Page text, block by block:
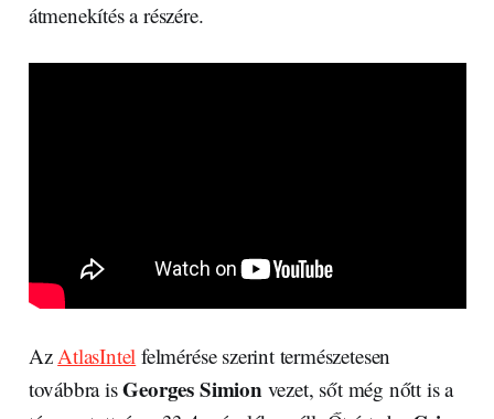
átmenekítés a részére.
AzAtlasIntel felmérése szerint természetesen
továbbra isGeorges Simionvezet, sőt még nőtt is a